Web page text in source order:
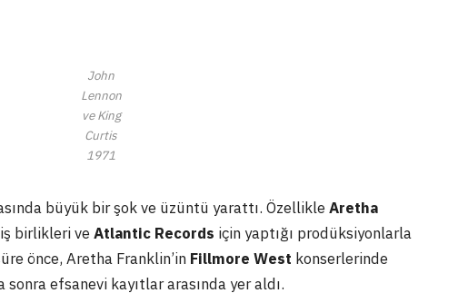
John
Lennon
ve King
Curtis
1971
büyük bir şok ve üzüntü yarattı. Özellikle Aretha
birlikleri ve Atlantic Records için yaptığı prodüksiyonlarla
önce, Aretha Franklin’in Fillmore West konserlerinde
efsanevi kayıtlar arasında yer aldı.